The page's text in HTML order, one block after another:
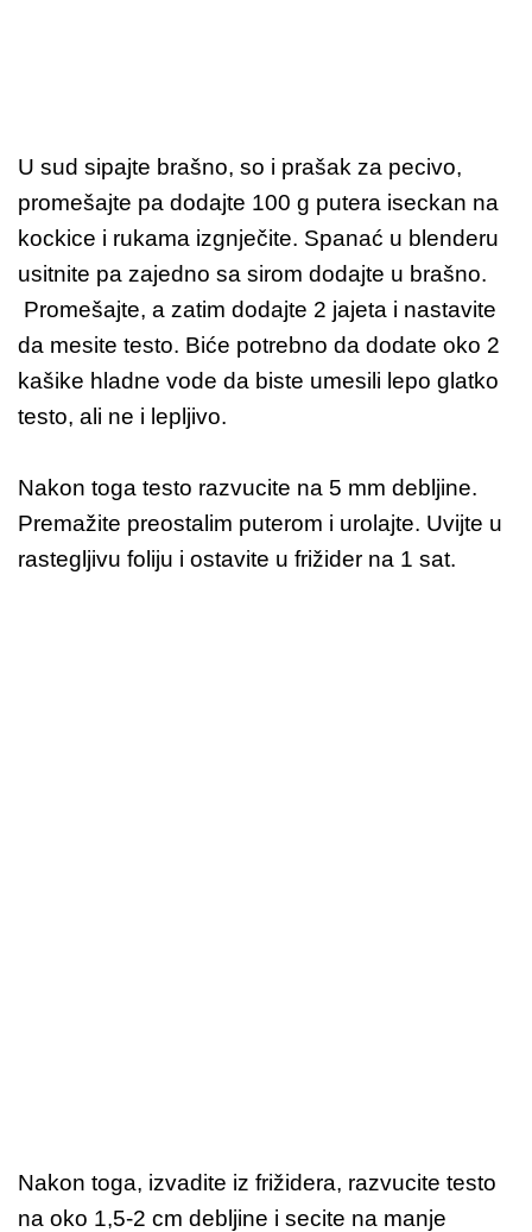
U sud sipajte brašno, so i prašak za pecivo,
promešajte pa dodajte 100 g putera iseckan na
kockice i rukama izgnječite. Spanać u blenderu
usitnite pa zajedno sa sirom dodajte u brašno.
Promešajte, a zatim dodajte 2 jajeta i nastavite
da mesite testo. Biće potrebno da dodate oko 2
kašike hladne vode da biste umesili lepo glatko
testo, ali ne i lepljivo.
Nakon toga testo razvucite na 5 mm debljine.
Premažite preostalim puterom i urolajte. Uvijte u
rastegljivu foliju i ostavite u frižider na 1 sat.
Nakon toga, izvadite iz frižidera, razvucite testo
na oko 1,5-2 cm debljine i secite na manje